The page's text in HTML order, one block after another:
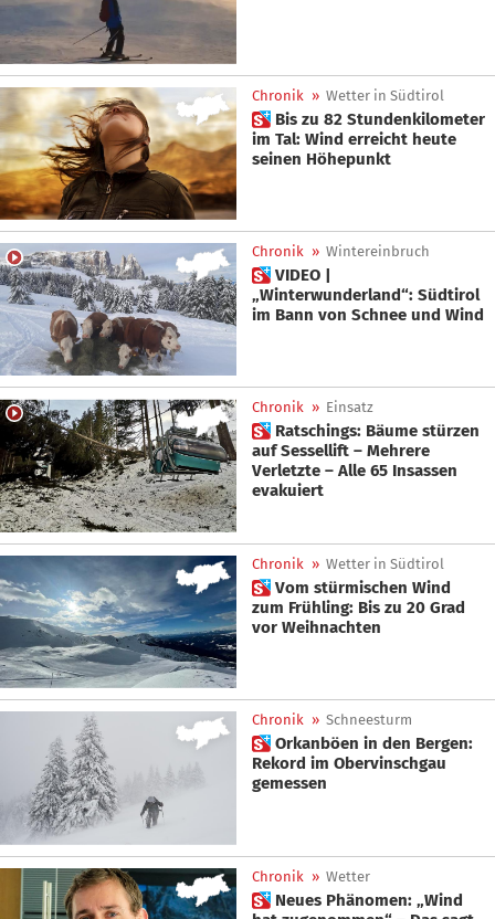
Chronik » Wetter in Südtirol
 Bis zu 82 Stundenkilometer
im Tal: Wind erreicht heute
seinen Höhepunkt
Chronik » Wintereinbruch
 VIDEO |
„Winterwunderland“: Südtirol
im Bann von Schnee und Wind
Chronik » Einsatz
 Ratschings: Bäume stürzen
auf Sessellift – Mehrere
Verletzte – Alle 65 Insassen
evakuiert
Chronik » Wetter in Südtirol
 Vom stürmischen Wind
zum Frühling: Bis zu 20 Grad
vor Weihnachten
Chronik » Schneesturm
 Orkanböen in den Bergen:
Rekord im Obervinschgau
gemessen
Chronik » Wetter
 Neues Phänomen: „Wind